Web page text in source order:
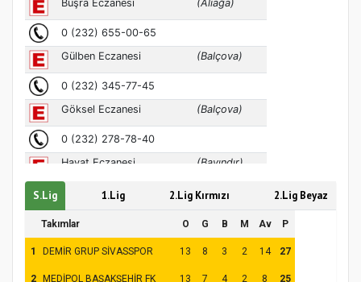
MÜFTÜ ABULSELAM ÖZDERE’YE ZİYARET
S.Lig 1.Lig 2.Lig Kırmızı 2.Lig Beyaz
Takımlar O G B M Av P
1 DEMİR GRUP SİVASSPOR 13 8 3 2 14 27
2 MEDİPOL BAŞAKŞEHİR FK 13 7 4 2 8 25